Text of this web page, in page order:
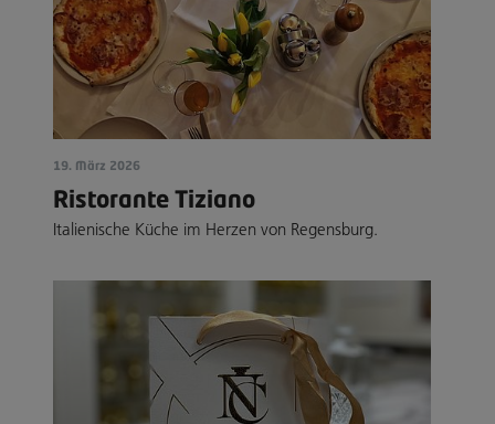
19. März 2026
Ristorante Tiziano
Italienische Küche im Herzen von Regensburg.